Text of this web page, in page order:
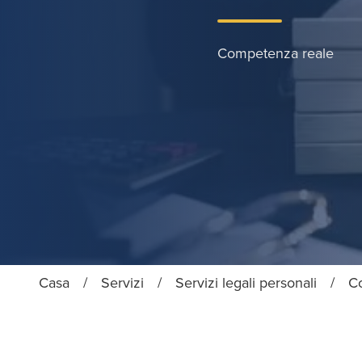
Competenza reale
Casa / Servizi / Servizi legali personali /